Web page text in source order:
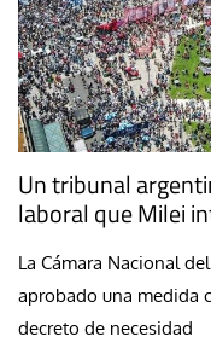
Un tribunal
laboral que Milei
La Cámara Nacional
aprobado una medida
decreto de necesidad